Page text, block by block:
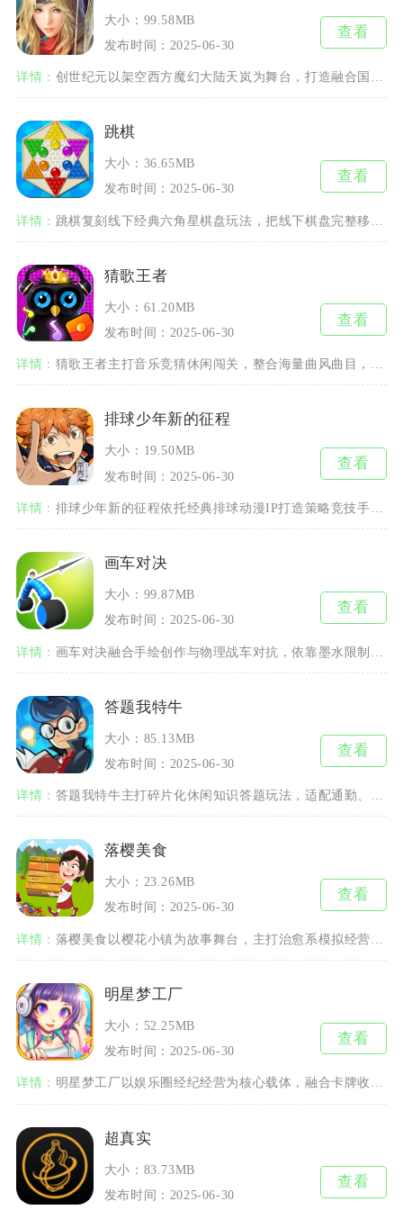
大小：99.58MB
发布时间：2025-06-30
查看
详情： 创世纪元以架空西方魔幻大陆天岚为舞台，打造融合国战、副本闯关与多元养成的3D角色扮演手游，
跳棋
大小：36.65MB
发布时间：2025-06-30
查看
详情： 跳棋复刻线下经典六角星棋盘玩法，把线下棋盘完整移植到移动端，随时随地就能开启对局。对局支持
猜歌王者
大小：61.20MB
发布时间：2025-06-30
查看
详情： 猜歌王者主打音乐竞猜休闲闯关，整合海量曲风曲目，依托碎片时间就能开启闯关挑战。曲库覆盖怀旧
排球少年新的征程
大小：19.50MB
发布时间：2025-06-30
查看
详情： 排球少年新的征程依托经典排球动漫IP打造策略竞技手游，核心围绕排球战队组建、球员养成与赛场
画车对决
大小：99.87MB
发布时间：2025-06-30
查看
详情： 画车对决融合手绘创作与物理战车对抗，依靠墨水限制搭建专属战车，用碰撞对决完成闯关挑战。游戏
答题我特牛
大小：85.13MB
发布时间：2025-06-30
查看
详情： 答题我特牛主打碎片化休闲知识答题玩法，适配通勤、午休、排队等零散空闲时段，依靠上万道分类题
落樱美食
大小：23.26MB
发布时间：2025-06-30
查看
详情： 落樱美食以樱花小镇为故事舞台，主打治愈系模拟经营玩法。玩家化身小店店主，招募萌系店员制作各
明星梦工厂
大小：52.25MB
发布时间：2025-06-30
查看
详情： 明星梦工厂以娱乐圈经纪经营为核心载体，融合卡牌收集与艺人养成双重玩法，玩家化身娱乐公司经纪
超真实
大小：83.73MB
发布时间：2025-06-30
查看